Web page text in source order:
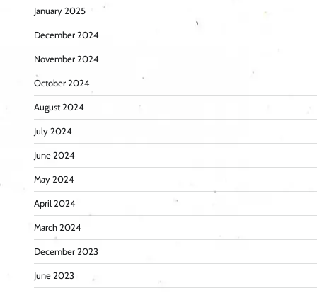
January 2025
December 2024
November 2024
October 2024
August 2024
July 2024
June 2024
May 2024
April 2024
March 2024
December 2023
June 2023